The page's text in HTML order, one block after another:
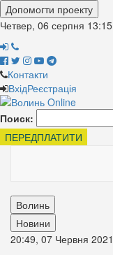
Допомогти проекту
Четвер, 06 серпня 13:15
Контакти
ВхідРеєстрація
Поиск:
ПЕРЕДПЛАТИТИ
Волинь
Новини
20:49, 07 Червня 2021